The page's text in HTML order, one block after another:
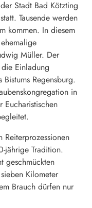
Stadt Bad Kötzting
Tausende werden
kommen. In diesem
Müller. Der
Einladung
Regensburg.
in
Eucharistischen
jährige Tradition.
geschmückten
Kilometer
Brauch dürfen nur